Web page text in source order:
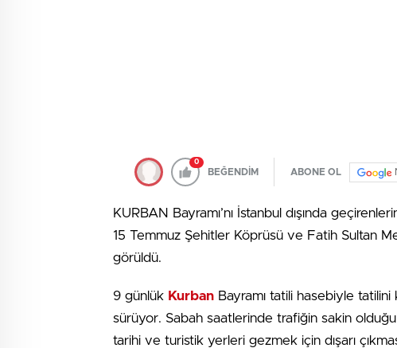
0
BEĞENDİM ABONE OL
KURBAN Bayramı’nı İstanbul dışında
15 Temmuz Şehitler Köprüsü ve Fatih Sultan
görüldü.
9 günlük Kurban Bayramı tatili hasebiyle tatilini
sürüyor. Sabah saatlerinde trafiğin sakin
tarihi ve turistik yerleri gezmek için dışarı